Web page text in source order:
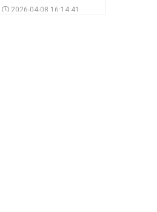
2026-04-08 16:14:41